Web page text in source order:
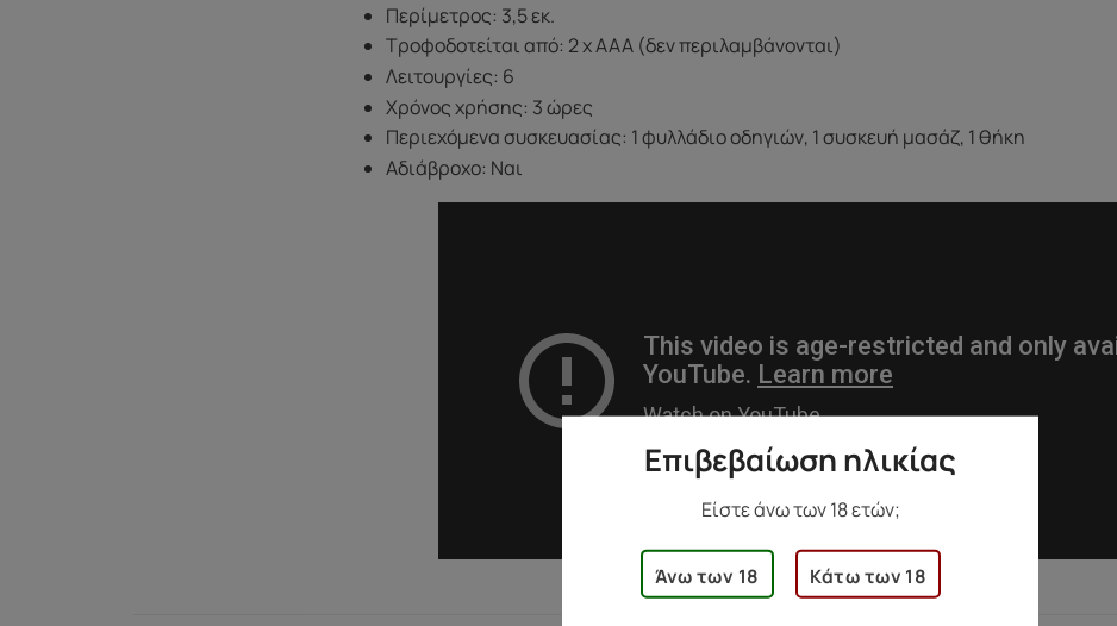
Περίμετρος: 3,5 εκ.
Τροφοδοτείται από: 2 x AAA (δεν περιλαμβάνονται)
Λειτουργίες: 6
Χρόνος χρήσης: 3 ώρες
Περιεχόμενα συσκευασίας: 1 φυλλάδιο οδηγιών, 1 συσκευή μασάζ, 1 θήκη
Αδιάβροχο: Ναι
Επιβεβαίωση ηλικίας
Είστε άνω των 18 ετών;
Άνω των 18 Κάτω των 18